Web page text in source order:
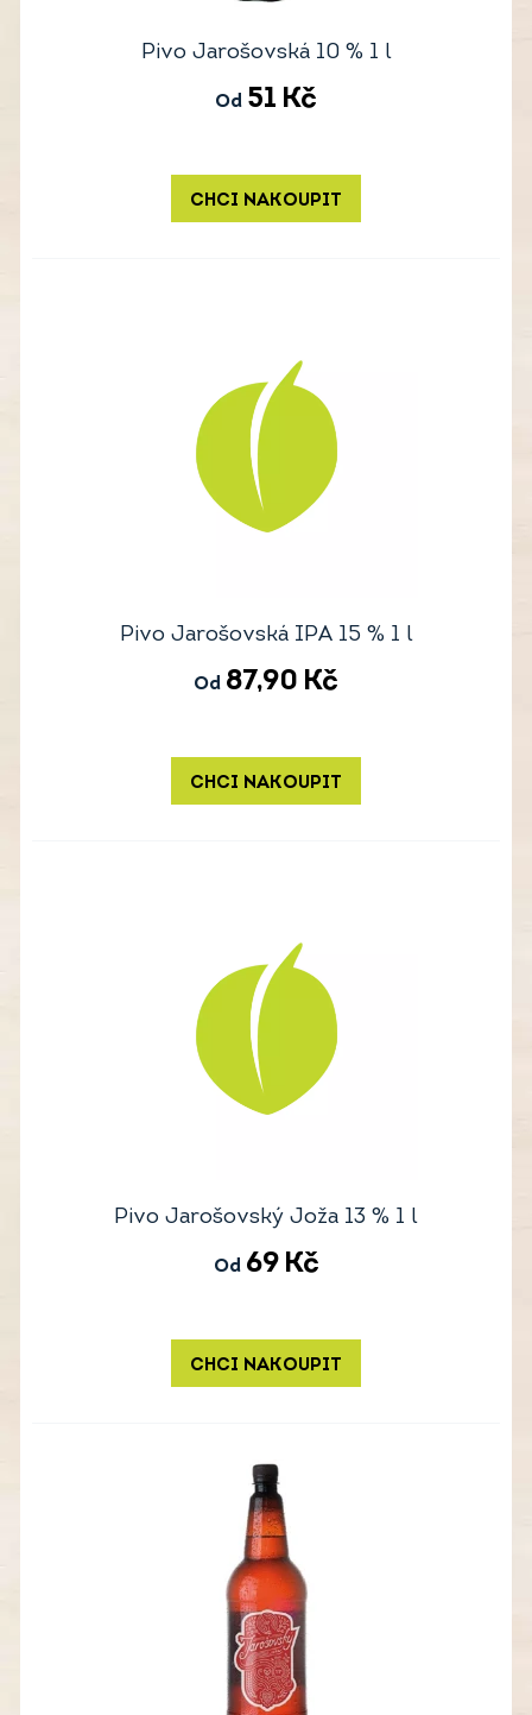
Pivo Jarošovská 10 % 1 l
Od 51 Kč
CHCI NAKOUPIT
Pivo Jarošovská IPA 15 % 1 l
Od 87,90 Kč
CHCI NAKOUPIT
Pivo Jarošovský Joža 13 % 1 l
Od 69 Kč
CHCI NAKOUPIT